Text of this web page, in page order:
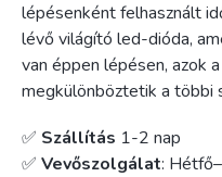
lépésenként felhasznált
lévő világító led-dióda,
van éppen lépésen, azok
megkülönböztetik a többi
✅ Szállítás 1-2 nap
✅ Vevőszolgálat: